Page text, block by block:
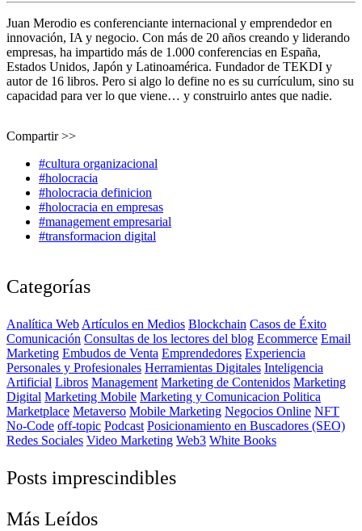
Juan Merodio es conferenciante internacional y emprendedor en
innovación, IA y negocio. Con más de 20 años creando y liderando
empresas, ha impartido más de 1.000 conferencias en España,
Estados Unidos, Japón y Latinoamérica. Fundador de TEKDI y
autor de 16 libros. Pero si algo lo define no es su currículum, sino su
capacidad para ver lo que viene… y construirlo antes que nadie.
Compartir >>
#cultura organizacional
#holocracia
#holocracia definicion
#holocracia en empresas
#management empresarial
#transformacion digital
Categorías
Analítica Web Artículos en Medios Blockchain Casos de Éxito
Comunicación Consultas de los lectores del blog Ecommerce Email
Marketing Embudos de Venta Emprendedores Experiencia
Personales y Profesionales Herramientas Digitales Inteligencia
Artificial Libros Management Marketing de Contenidos Marketing
Digital Marketing Mobile Marketing y Comunicacion Politica
Marketplace Metaverso Mobile Marketing Negocios Online NFT
No-Code off-topic Podcast Posicionamiento en Buscadores (SEO)
Redes Sociales Video Marketing Web3 White Books
Posts imprescindibles
Más Leídos